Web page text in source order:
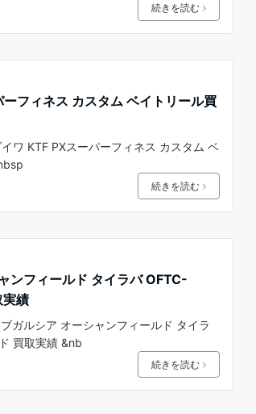
続きを読む
フィネス カスタム ベイトリール買
ワ KTF PXスーパーフィネス カスタム ベ
続きを読む
ンフィールド タイラバ OFTC-
績
ガルシア オーシャンフィールド タイラ
買取実績 &nb
続きを読む